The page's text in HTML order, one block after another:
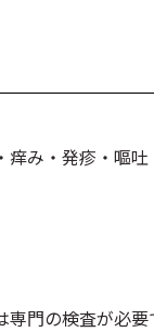
み・発疹・嘔
門の検査が必